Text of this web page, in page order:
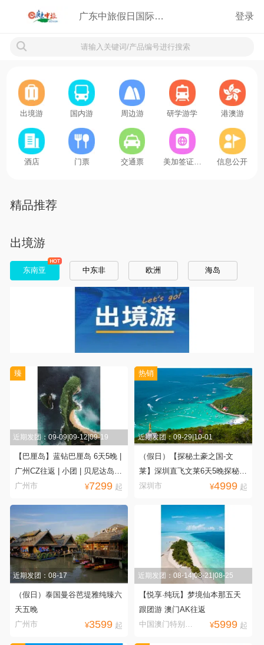
广东中旅假日国际旅行社有限公司 登录
出境游 国内游 周边游 研学游学 港澳游
酒店 门票 交通票
美加签证线
信息公开
精品推荐
出境游
东南亚 中东非 欧洲 海岛
臻
近期发团：09-09|09-12|09-19
【巴厘岛】蓝钻巴厘岛 6天5晚 |
广州CZ往返 | 小团 | 贝尼达岛 |
破碎沙滩 | 天神浴池 | 精灵坠崖
Rafting 漂流 | 乌鲁瓦图情人崖
广州市 ¥7299 起
热销
近期发团：09-29|10-01
（假日）【探秘土豪之国-文
莱】深圳直飞文莱6天5晚探秘之
旅
深圳市 ¥4999起
近期发团：08-17
（假日）泰国曼谷芭堤雅纯臻六
天五晚
广州市
¥3599 起
近期发团：08-14|08-21|08-25
【悦享·纯玩】梦境仙本那五天
跟团游 澳门AK往返
中国澳门特别行
¥5999起